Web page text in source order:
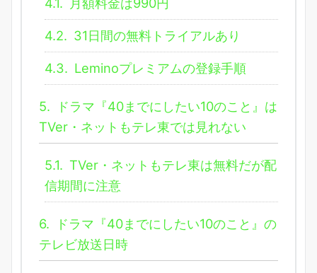
4.2. 31日間の無料トライアルあり
4.3. Leminoプレミアムの登録手順
5.
ドラマ『40までにしたい10のこと』は
TVer・ネットもテレ東では見れない
5.1. TVer・ネットもテレ東は無料だが配
信期間に注意
6.
ドラマ『40までにしたい10のこと』の
テレビ放送日時